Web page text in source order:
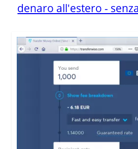
denaro all'estero -